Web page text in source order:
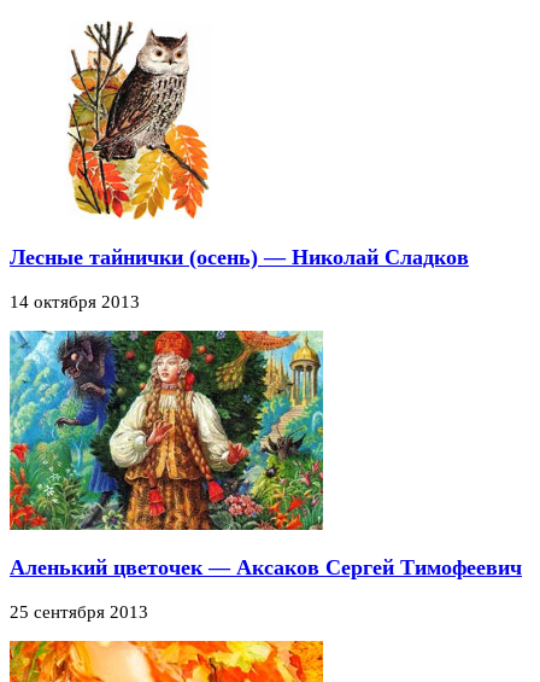
Лесные тайнички (осень) — Николай Сладков
14 октября 2013
Аленький цветочек — Аксаков Сергей Тимофеевич
25 сентября 2013